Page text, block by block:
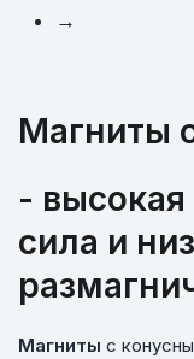
→
Магниты
-
сила и
Магниты с